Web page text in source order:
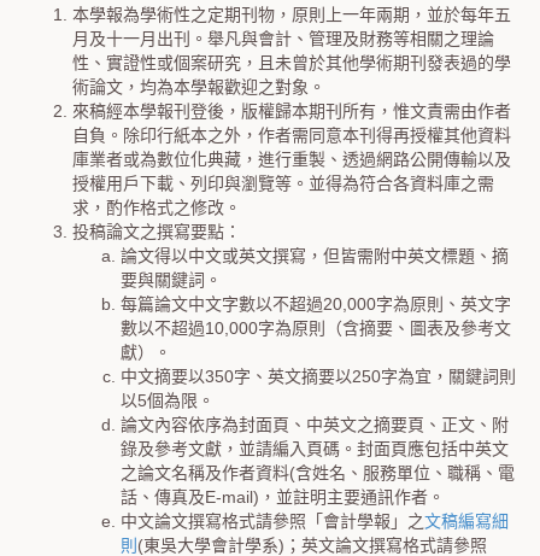
本學報為學術性之定期刊物，原則上一年兩期，並於每年五
月及十一月出刊。舉凡與會計、管理及財務等相關之理論
性、實證性或個案研究，且未曾於其他學術期刊發表過的學
術論文，均為本學報歡迎之對象。
來稿經本學報刊登後，版權歸本期刊所有，惟文責需由作者
自負。除印行紙本之外，作者需同意本刊得再授權其他資料
庫業者或為數位化典藏，進行重製、透過網路公開傳輸以及
授權用戶下載、列印與瀏覽等。並得為符合各資料庫之需
求，酌作格式之修改。
投稿論文之撰寫要點：
論文得以中文或英文撰寫，但皆需附中英文標題、摘
要與關鍵詞。
每篇論文中文字數以不超過20,000字為原則、英文字
數以不超過10,000字為原則（含摘要、圖表及參考文
獻）。
中文摘要以350字、英文摘要以250字為宜，關鍵詞則
以5個為限。
論文內容依序為封面頁、中英文之摘要頁、正文、附
錄及參考文獻，並請編入頁碼。封面頁應包括中英文
之論文名稱及作者資料(含姓名、服務單位、職稱、電
話、傳真及E-mail)，並註明主要通訊作者。
中文論文撰寫格式請參照「會計學報」之文稿編寫細
則 (東吳大學會計學系)；英文論文撰寫格式請參照